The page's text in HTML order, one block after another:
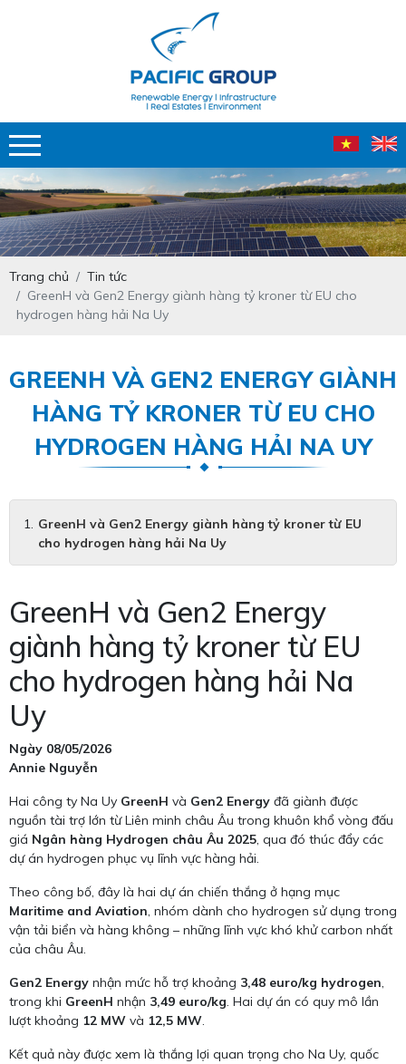
Trang chủ
Tin tức
GreenH và Gen2 Energy giành hàng tỷ kroner từ EU cho
hydrogen hàng hải Na Uy
GREENH VÀ GEN2 ENERGY GIÀNH
HÀNG TỶ KRONER TỪ EU CHO
HYDROGEN HÀNG HẢI NA UY
GreenH và Gen2 Energy giành hàng tỷ kroner từ EU
cho hydrogen hàng hải Na Uy
GreenH và Gen2 Energy
giành hàng tỷ kroner từ EU
cho hydrogen hàng hải Na
Uy
Ngày 08/05/2026
Annie Nguyễn
Hai công ty Na Uy GreenH và Gen2 Energy đã giành được
nguồn tài trợ lớn từ Liên minh châu Âu trong khuôn khổ vòng đấu
giá Ngân hàng Hydrogen châu Âu 2025, qua đó thúc đẩy các
dự án hydrogen phục vụ lĩnh vực hàng hải.
Theo công bố, đây là hai dự án chiến thắng ở hạng mục
Maritime and Aviation, nhóm dành cho hydrogen sử dụng trong
vận tải biển và hàng không – những lĩnh vực khó khử carbon nhất
của châu Âu.
Gen2 Energy nhận mức hỗ trợ khoảng 3,48 euro/kg hydrogen,
trong khi GreenH nhận 3,49 euro/kg. Hai dự án có quy mô lần
lượt khoảng 12 MW và 12,5 MW.
Kết quả này được xem là thắng lợi quan trọng cho Na Uy, quốc